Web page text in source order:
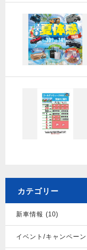
カテゴリー
新車情報 (10)
イベント/キャンペー